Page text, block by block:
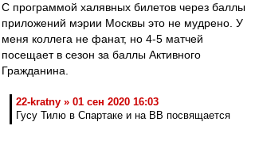
С программой халявных билетов через баллы
приложений мэрии Москвы это не мудрено. У
меня коллега не фанат, но 4-5 матчей
посещает в сезон за баллы Активного
Гражданина.
22-kratny » 01 сен 2020 16:03
Гусу Тилю в Спартаке и на ВВ посвящается